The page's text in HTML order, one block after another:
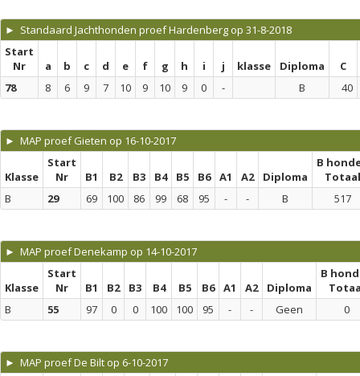
► Standaard Jachthonden proef Hardenberg op 31-8-2018
Start
Nr
a b c d e f g h i j klasse Diploma
C
78
8 6 9 7 10 9 10 9 0 - B 40
► MAP proef Gieten op 16-10-2017
Klasse
Start
Nr
B1 B2 B3 B4 B5 B6 A1 A2 Diploma
B
Totaal
B
29 69 100 86 99 68 95 - - B 517
► MAP proef Denekamp op 14-10-2017
Klasse
Start
Nr
B1 B2 B3 B4 B5 B6 A1 A2 Diploma
B
B
55 97 0 0 100 100 95 - - Geen 0
► MAP proef De Bilt op 6-10-2017